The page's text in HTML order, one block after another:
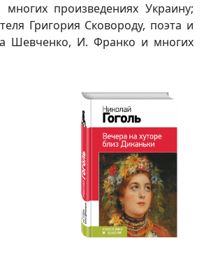
произведениях Украину;
Григория Сковороду, поэта и
Шевченко, И. Франко и многих